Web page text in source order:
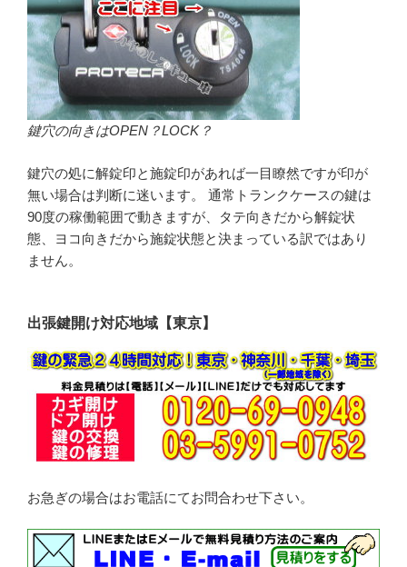
鍵穴の向きはOPEN？LOCK？
鍵穴の処に解錠印と施錠印があれば一目瞭然ですが印が
無い場合は判断に迷います。 通常トランクケースの鍵は
90度の稼働範囲で動きますが、タテ向きだから解錠状
態、ヨコ向きだから施錠状態と決まっている訳ではあり
ません。
出張鍵開け対応地域【東京】
お急ぎの場合はお電話にてお問合わせ下さい。